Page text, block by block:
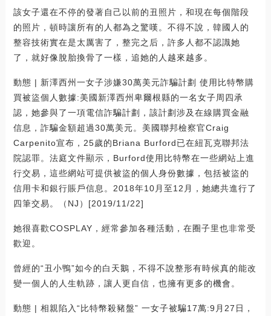
該女子還在不停的發著自己以前的丑照片，和現在每個階段
的照片，頓時讓所有的人都為之驚嘆。不得不說，韓國人的
整容技術實在是太厲害了，整完之后，許多人都不認識她
了，就好像脫胎換骨了一樣，追她的人越來越多。
動態 | 新澤西州一女子涉嫌30萬美元詐騙計劃 使用比特幣購
買被盜個人數據:美國新澤西州卑爾根縣的一名女子周四承
認，她參與了一項電信詐騙計劃，該計劃涉及在線購買金融
信息，詐騙金額超過30萬美元。美國聯邦檢察官Craig
Carpenito宣布，25歲的Briana Burford已在紐瓦克聯邦法
院認罪。法庭文件顯示，Burford使用比特幣在一些網站上進
行交易，這些網站可提供被盜的個人身份數據，包括被盜的
信用卡和銀行賬戶信息。2018年10月至12月，她總共進行了
四筆交易。（NJ）[2019/11/22]
她很喜歡COSPLAY，經常參加各種活動，在圈子里也非常受
歡迎。
曾經的“丑小鴨”如今的白天鵝，不得不說整形有時候真的能改
變一個人的人生軌跡，讓人更自信，也擁有更多的機會。
動態 | 相親陷入“比特幣殺豬盤” 一女子被騙17萬:9月27日，